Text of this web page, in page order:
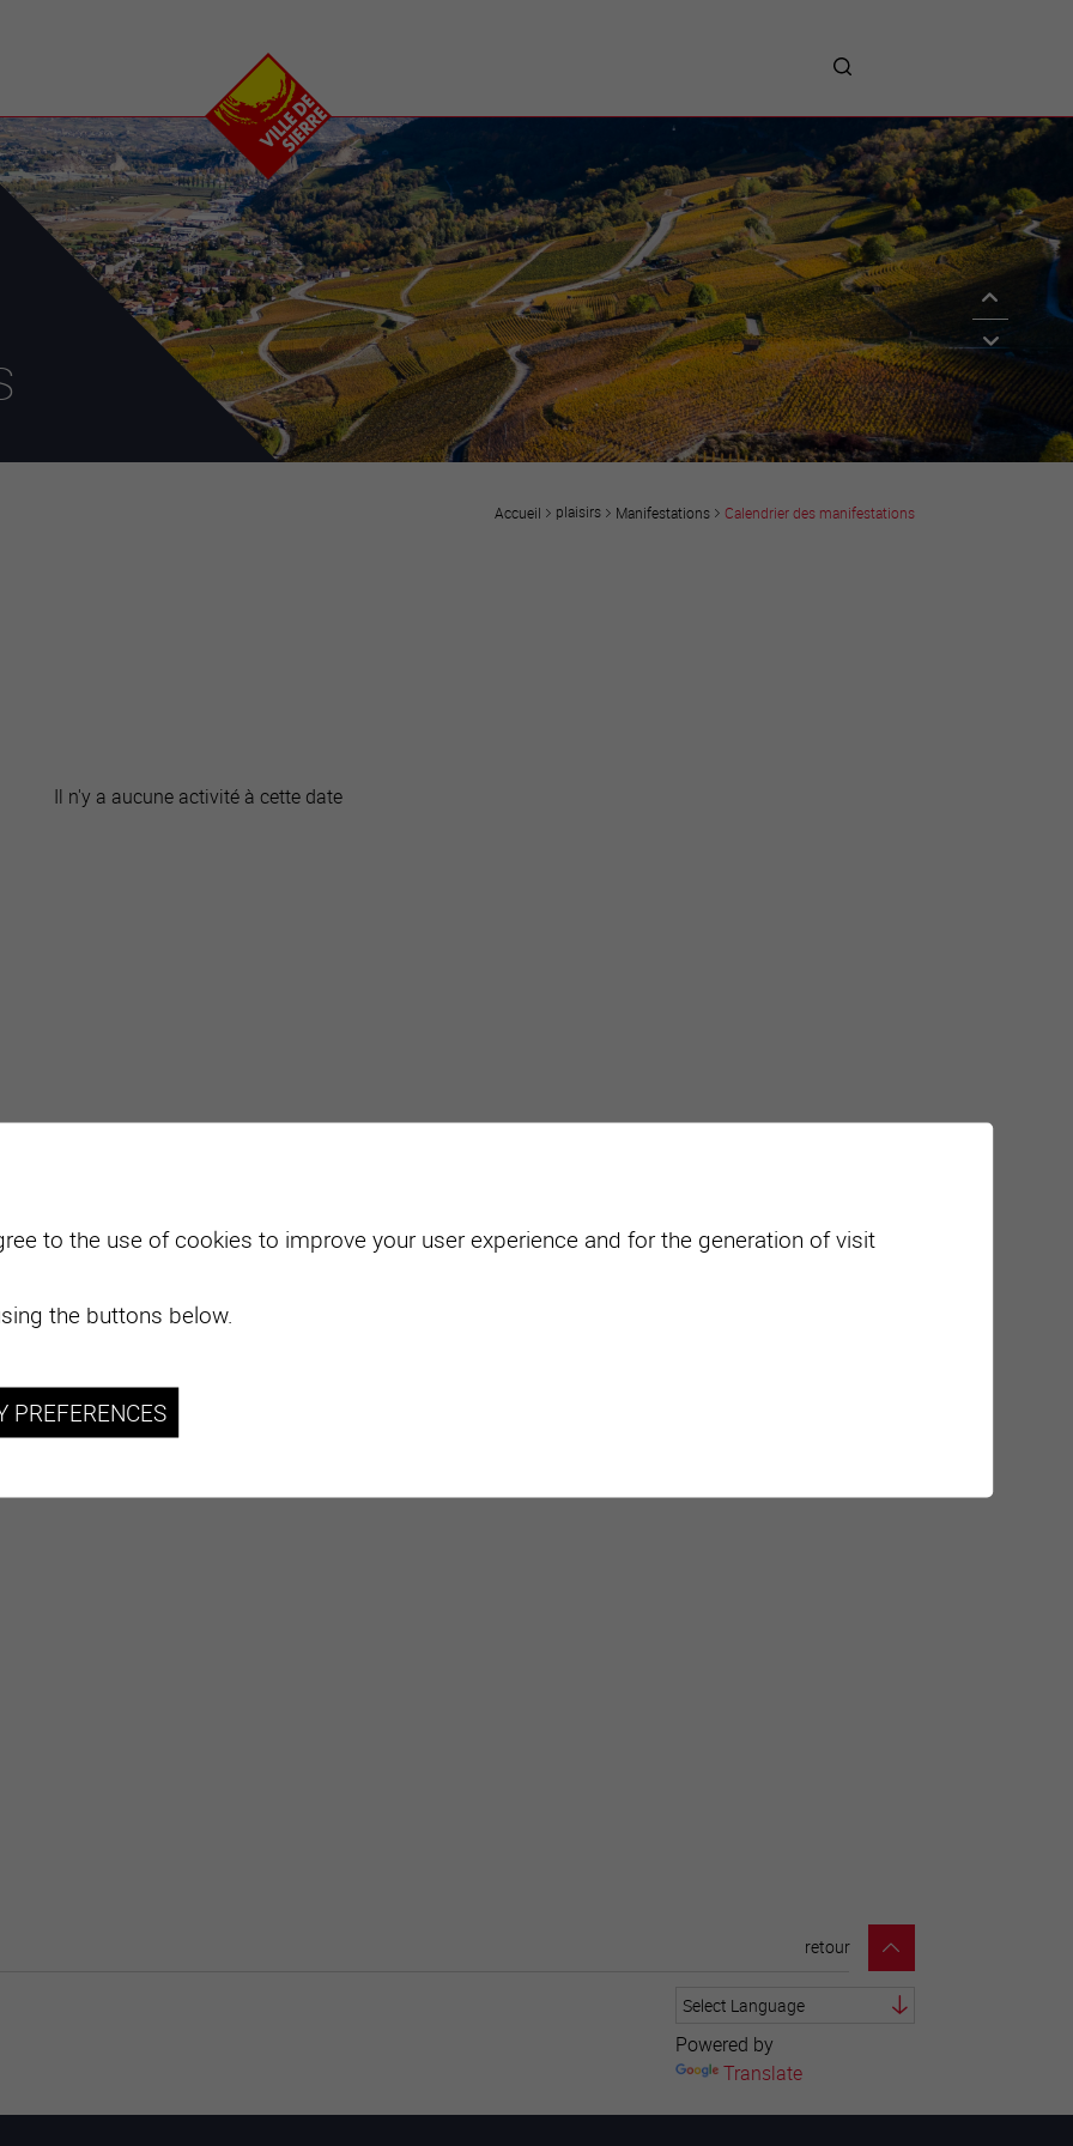
2028
Manifestations
Art et culture
Sport et loisirs
Vins, gastronomie et
séjours
Clubs et associations
Nature
Projets
Chantiers en ville
Plan directeur du
centre-ville
Prestations
Unternehmen :
Willkommen!
Companies : Welcome!
Imprese : benvenute!
Accueil plaisirs Manifestations Calendrier des manifestations
Il n'y a aucune activité à cette date
Powered by
Translate
retour
to the use of cookies to improve your user experience and for the generation of visit
the buttons below.
PREFERENCES